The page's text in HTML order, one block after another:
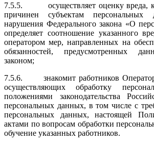
7.5.5. осуществляет оценку вреда,
причинен субъектам
нарушения Федерального закона «О
определяет соотношение указанного
оператором мер, направленных на
обя­занностей, предусмотренных
законом;
7.5.6. знакомит работников
осуществляющих об­работку
положениями законодательства
персональных данных, в том числе с
персональных данных, настоящей
актами по во­просам обработки
обучение указанных ра­ботников.